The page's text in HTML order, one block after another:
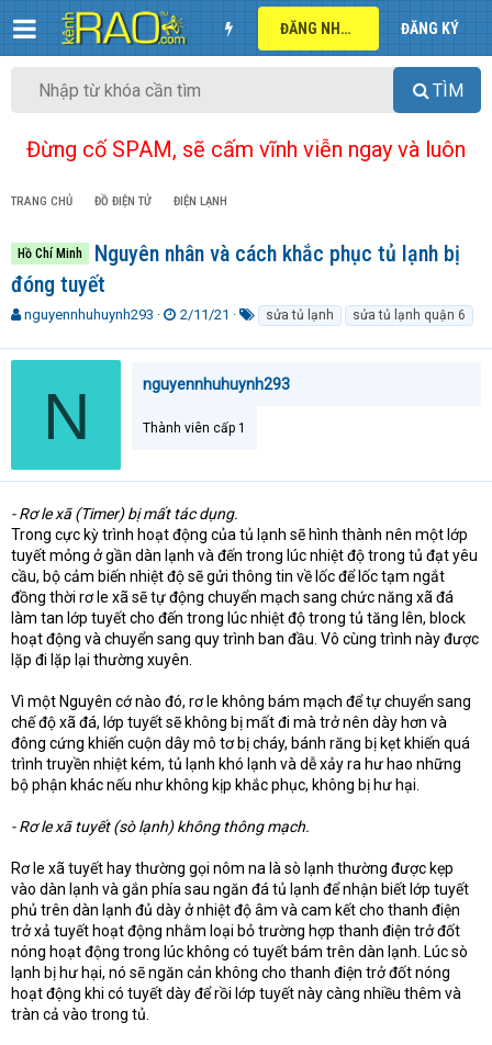
ĐĂNG NHẬP ĐĂNG KÝ
TÌM
Đừng cố SPAM, sẽ cấm vĩnh viễn ngay và luôn
TRANG CHỦ ĐỒ ĐIỆN TỬ ĐIỆN LẠNH
Hồ Chí Minh
Nguyên nhân và cách khắc phục tủ lạnh bị
đóng tuyết
T
r
a
t
e
r
nguyennhuhuynh293
N
à
g
i
2/11/21
k
h
ó
sửa tủ lạnh sửa tủ lạnh quận 6
N nguyennhuhuynh293
Thành viên cấp 1
- Rơ le xã (Timer) bị mất tác dụng.
Trong cực kỳ trình hoạt động của tủ lạnh sẽ hình thành nên một lớp
tuyết mỏng ở gần dàn lạnh và đến trong lúc nhiệt độ trong tủ đạt yêu
cầu, bộ cảm biến nhiệt độ sẽ gửi thông tin về lốc để lốc tạm ngắt
đồng thời rơ le xã sẽ tự động chuyển mạch sang chức năng xã đá
làm tan lớp tuyết cho đến trong lúc nhiệt độ trong tủ tăng lên, block
hoạt động và chuyển sang quy trình ban đầu. Vô cùng trình này được
lặp đi lặp lại thường xuyên.
Vì một Nguyên cớ nào đó, rơ le không bám mạch để tự chuyển sang
chế độ xã đá, lớp tuyết sẽ không bị mất đi mà trở nên dày hơn và
đông cứng khiến cuộn dây mô tơ bị cháy, bánh răng bị kẹt khiến quá
trình truyền nhiệt kém, tủ lạnh khó lạnh và dễ xảy ra hư hao những
bộ phận khác nếu như không kịp khắc phục, không bị hư hại.
- Rơ le xã tuyết (sò lạnh) không thông mạch.
Rơ le xã tuyết hay thường gọi nôm na là sò lạnh thường được kẹp
vào dàn lạnh và gắn phía sau ngăn đá tủ lạnh để nhận biết lớp tuyết
phủ trên dàn lạnh đủ dày ở nhiệt độ âm và cam kết cho thanh điện
trở xả tuyết hoạt động nhằm loại bỏ trường hợp thanh điện trở đốt
nóng hoạt động trong lúc không có tuyết bám trên dàn lạnh. Lúc sò
lạnh bị hư hại, nó sẽ ngăn cản không cho thanh điện trở đốt nóng
hoạt động khi có tuyết dày để rồi lớp tuyết này càng nhiều thêm và
tràn cả vào trong tủ.